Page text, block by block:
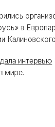
в
дала интервью
мире.